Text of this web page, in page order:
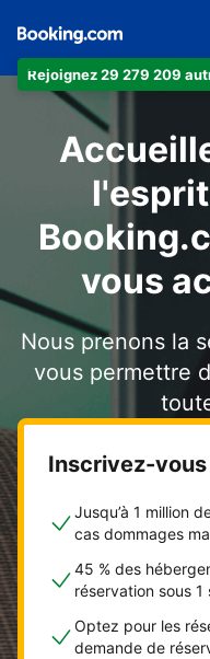
Rejoignez 29 279 209
vous
Nous prenons la
vous permettre
Inscrivez-
Jusqu’à 1 million
cas dommages
45 % des
réservation sous 1
Optez pour les
demande de